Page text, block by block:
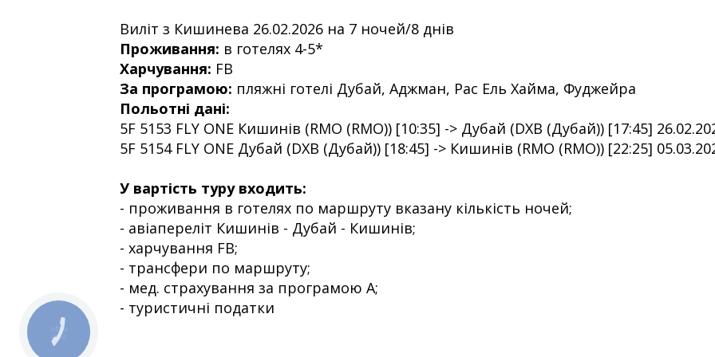
Виліт з Кишинева 26.02.2026 на 7 ночей/8 днів
Проживання: в готелях 4-5*
Харчування: FB
За програмою: пляжні готелі Дубай, Аджман, Рас Ель Хайма, Фуджейра
Польотні дані:
5F 5153 FLY ONE Кишинів (RMO (RMO)) [10:35] -> Дубай (DXB (Дубай)) [17:45]
5F 5154 FLY ONE Дубай (DXB (Дубай)) [18:45] -> Кишинів (RMO (RMO)) [22:25]
У вартість туру входить:
- проживання в готелях по маршруту вказану кількість ночей;
- авіапереліт Кишинів - Дубай - Кишинів;
- харчування FB;
- трансфери по маршруту;
- мед. страхування за програмою А;
- туристичні податки
КНОПКА
ЗВ'ЯЗКУ